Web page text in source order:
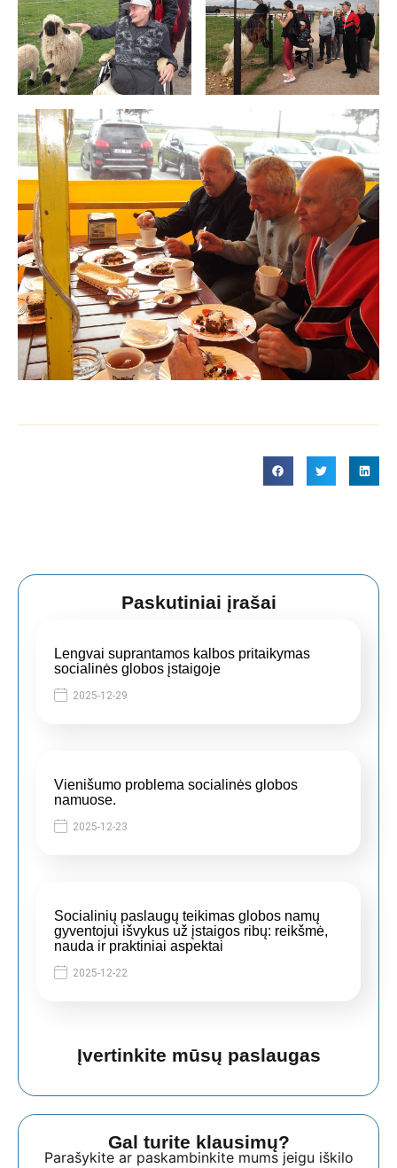
Paskutiniai įrašai
Lengvai suprantamos kalbos pritaikymas
socialinės globos įstaigoje
2025-12-29
Vienišumo problema socialinės globos
namuose.
2025-12-23
Socialinių paslaugų teikimas globos namų
gyventojui išvykus už įstaigos ribų: reikšmė,
nauda ir praktiniai aspektai
2025-12-22
Įvertinkite mūsų paslaugas
Gal turite klausimų?
Parašykite ar paskambinkite mums jeigu iškilo